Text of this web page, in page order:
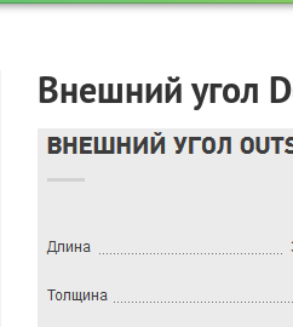
Внешний угол